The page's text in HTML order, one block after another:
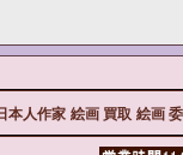
本人作家 絵画 買取 絵画